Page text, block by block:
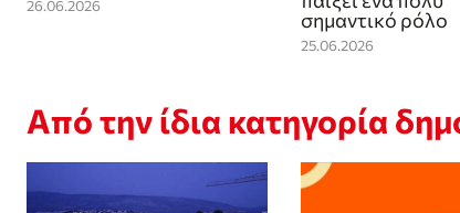
26.06.2026
σημαντικό ρόλο
25.06.2026
Από την ίδια κατηγορία